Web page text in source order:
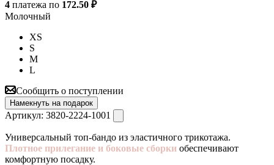
4 платежа по 172.50 ₽
Молочный
XS
S
M
L
Сообщить о поступлении
Намекнуть на подарок
Артикул: 3820-2224-1001
Универсальный топ-бандо из эластичного трикотажа.
Плотное прилегание и боковые сборки обеспечивают
комфортную посадку.